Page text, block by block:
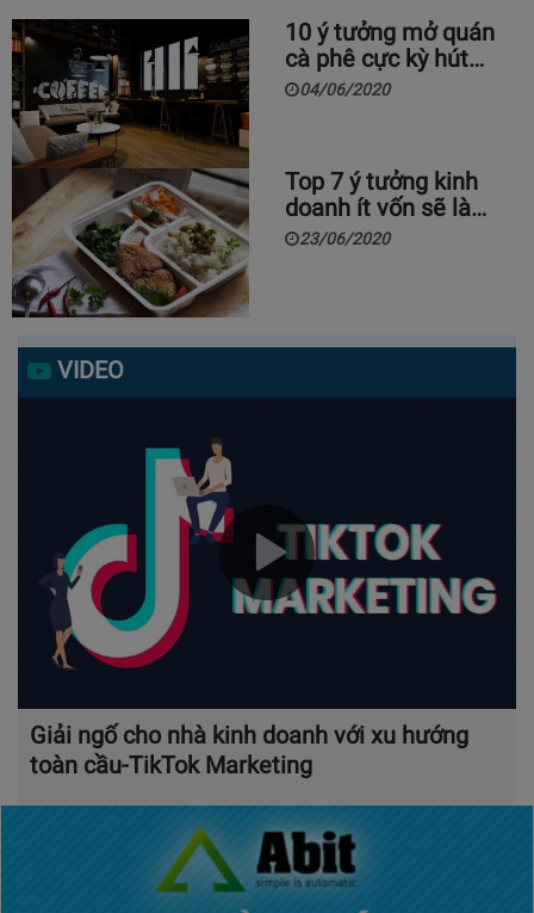
10 ý tưởng mở quán
cà phê cực kỳ hút…
04/06/2020
Top 7 ý tưởng kinh
doanh ít vốn sẽ là…
23/06/2020
VIDEO
Giải ngố cho nhà kinh doanh với xu hướng
toàn cầu-TikTok Marketing